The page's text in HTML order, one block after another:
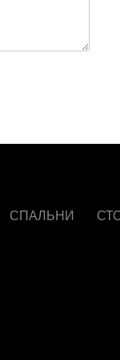
СПАЛЬНИ